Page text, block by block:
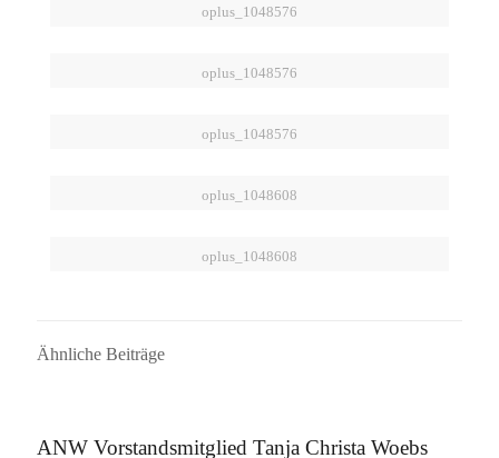
oplus_1048576
oplus_1048576
oplus_1048576
oplus_1048608
oplus_1048608
Ähnliche Beiträge
ANW Vorstandsmitglied Tanja Christa Woebs